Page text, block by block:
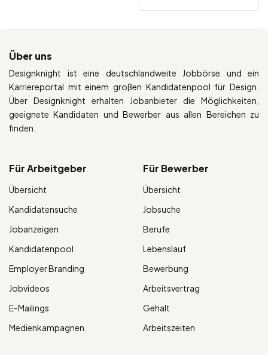
Über uns
Designknight ist eine deutschlandweite Jobbörse und ein
Karriereportal mit einem großen Kandidatenpool für Design.
Über Designknight erhalten Jobanbieter die Möglichkeiten,
geeignete Kandidaten und Bewerber aus allen Bereichen zu
finden.
Für Arbeitgeber
Übersicht
Kandidatensuche
Jobanzeigen
Kandidatenpool
Employer Branding
Jobvideos
E-Mailings
Medienkampagnen
Für Bewerber
Übersicht
Jobsuche
Berufe
Lebenslauf
Bewerbung
Arbeitsvertrag
Gehalt
Arbeitszeiten